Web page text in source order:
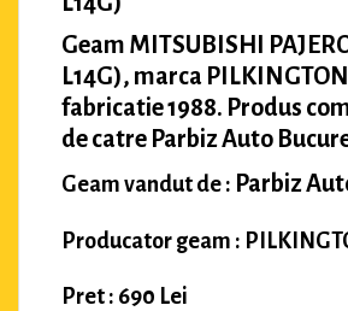
Geam MITSUBISHI
L14G), marca
fabricatie 1988. Produs
de catre Parbiz Auto
Geam vandut de : Parbiz
Producator geam :
Pret : 690 Lei